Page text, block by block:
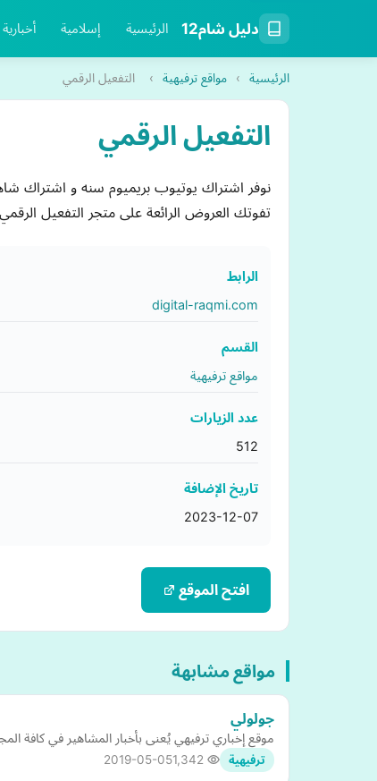
دليل شام12 الرئيسية إسلامية أخبارية
الرئيسية › مواقع ترفيهية › التفعيل الرقمي
التفعيل الرقمي
تفوتك العروض الرائعة على متجر التفعيل الرقمي
الرابط
digital-raqmi.com
القسم
مواقع ترفيهية
عدد الزيارات
512
تاريخ الإضافة
2023-12-07
افتح الموقع
مواقع مشابهة
جولولي
موقع إخباري ترفيهي يُعنى بأخبار المشاهير في كافة
ترفيهية 2019-05-05